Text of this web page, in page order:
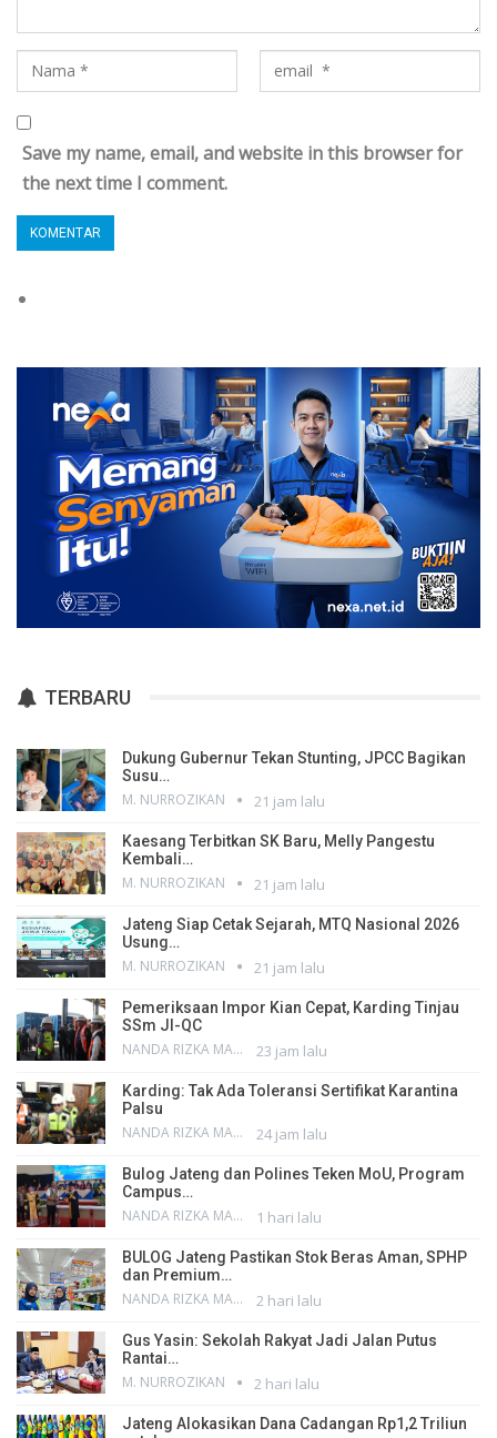
Save my name, email, and website in this browser for
the next time I comment.
TERBARU
Dukung Gubernur Tekan Stunting, JPCC Bagikan
Susu…
M. NURROZIKAN 21 jam lalu
Kaesang Terbitkan SK Baru, Melly Pangestu
Kembali…
M. NURROZIKAN 21 jam lalu
Jateng Siap Cetak Sejarah, MTQ Nasional 2026
Usung…
M. NURROZIKAN 21 jam lalu
Pemeriksaan Impor Kian Cepat, Karding Tinjau
SSm JI-QC
NANDA RIZKA MAHENDRA 23 jam lalu
Karding: Tak Ada Toleransi Sertifikat Karantina
Palsu
NANDA RIZKA MAHENDRA 24 jam lalu
Bulog Jateng dan Polines Teken MoU, Program
Campus…
NANDA RIZKA MAHENDRA 1 hari lalu
BULOG Jateng Pastikan Stok Beras Aman, SPHP
dan Premium…
NANDA RIZKA MAHENDRA 2 hari lalu
Gus Yasin: Sekolah Rakyat Jadi Jalan Putus
Rantai…
M. NURROZIKAN 2 hari lalu
Jateng Alokasikan Dana Cadangan Rp1,2 Triliun